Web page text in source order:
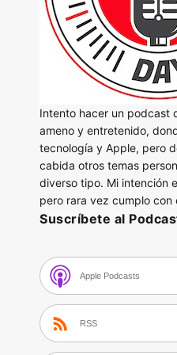
Intento hacer un podcast
ameno y entretenido,
tecnología y Apple, pero
cabida otros temas
diverso tipo. Mi intención
pero rara vez cumplo con
Suscríbete al
Apple Podcasts
RSS